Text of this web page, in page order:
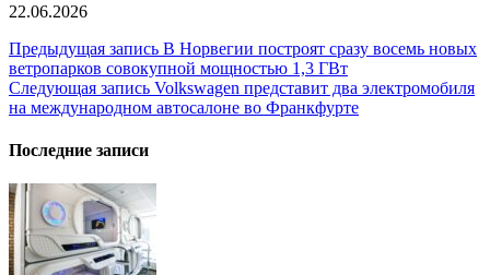
22.06.2026
Навигация
по
записям
Предыдущая запись В Норвегии построят сразу восемь новых
ветропарков совокупной мощностью 1,3 ГВт
Следующая запись Volkswagen представит два электромобиля
на международном автосалоне во Франкфурте
Последние записи